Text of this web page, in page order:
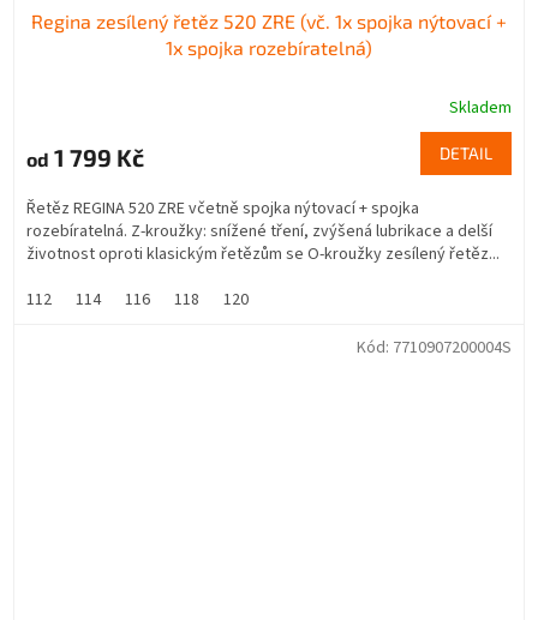
Regina zesílený řetěz 520 ZRE (vč. 1x spojka nýtovací +
1x spojka rozebíratelná)
Skladem
od 1 799 Kč DETAIL
Řetěz REGINA 520 ZRE včetně spojka nýtovací + spojka
rozebíratelná. Z-kroužky: snížené tření, zvýšená lubrikace a delší
životnost oproti klasickým řetězům se O-kroužky zesílený řetěz...
112
114 116 118 120
Kód: 7710907200004S